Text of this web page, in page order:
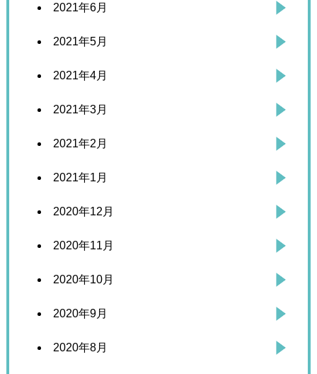
2021年6月
2021年5月
2021年4月
2021年3月
2021年2月
2021年1月
2020年12月
2020年11月
2020年10月
2020年9月
2020年8月